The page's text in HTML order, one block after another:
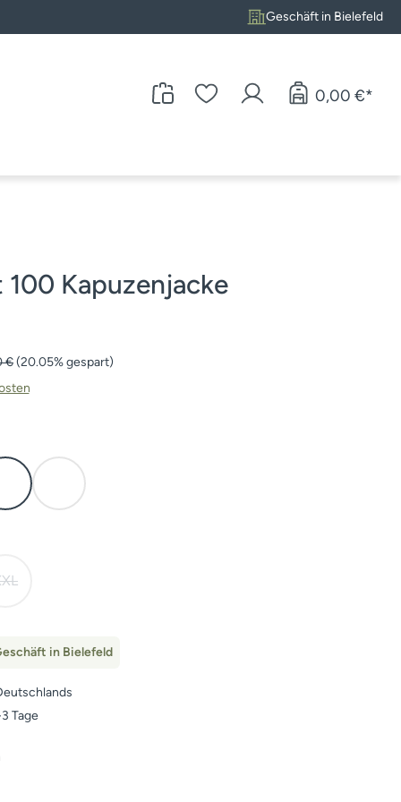
Geschäft in Bielefeld
0,00 €*
Kapuzenjacke
Preis:
€(20.05% gespart)
verfügbar.)
Open CountrySubalpine
ist zurzeit nicht verfügbar.)
(Diese Option ist zurzeit nicht verfügbar.)
in Bielefeld
Tage